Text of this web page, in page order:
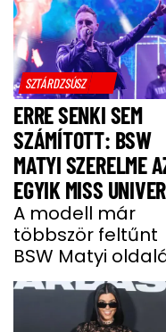
SZTÁRDZSÚSZ
ERRE SENKI SEM
SZÁMÍTOTT: BSW
MATYI SZERELME
EGYIK MISS
HUNGARY
A modell már
többször feltűnt
BSW Matyi